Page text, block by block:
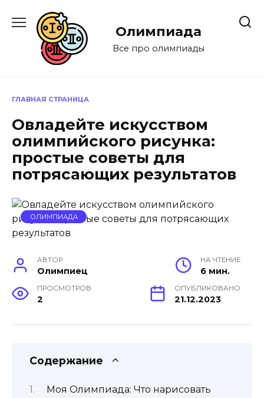
содержанию
Олимпиада
Все про олимпиады
ГЛАВНАЯ СТРАНИЦА
Овладейте искусством
олимпийского рисунка:
простые советы для
потрясающих результатов
ОЛИМПИАДА
АВТОР
Олимпиец
НА ЧТЕНИЕ
6 мин.
ПРОСМОТРОВ
2
ОПУБЛИКОВАНО
21.12.2023
Содержание
Моя Олимпиада: Что нарисовать